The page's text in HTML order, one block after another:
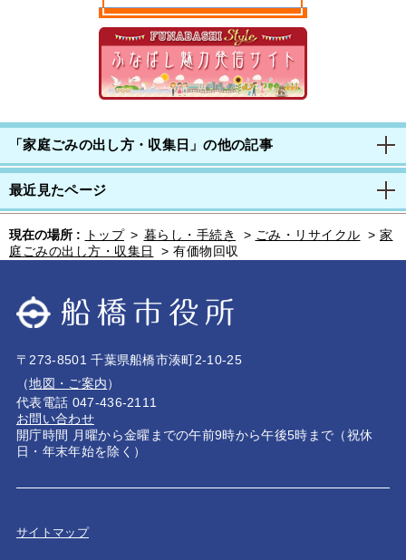
「家庭ごみの出し方・収集日」の他の記事
最近見たページ
現在の場所 : トップ > 暮らし・手続き > ごみ・リサイクル > 家
庭ごみの出し方・収集日
> 有価物回収
〒273-8501 千葉県船橋市湊町2-10-25
（地図・ご案内）
代表電話 047-436-2111
お問い合わせ
開庁時間 月曜から金曜までの午前9時から午後5時まで（祝休
日・年末年始を除く）
サイトマップ